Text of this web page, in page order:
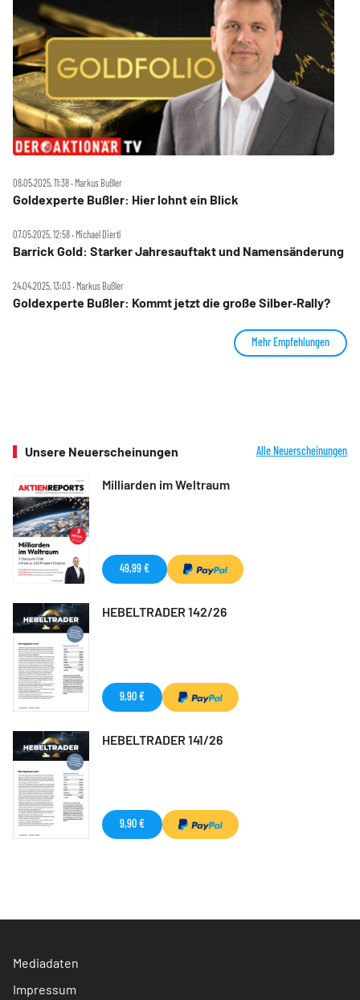
08.05.2025, 11:38 ‧ Markus Bußler
Goldexperte Bußler: Hier lohnt ein Blick
07.05.2025, 12:58 ‧ Michael Diertl
Barrick Gold: Starker Jahresauftakt und Namensänderung
24.04.2025, 13:03 ‧ Markus Bußler
Goldexperte Bußler: Kommt jetzt die große Silber‑Rally?
Mehr Empfehlungen
Unsere Neuerscheinungen Alle Neuerscheinungen
Milliarden im Weltraum
49,99 €
HEBELTRADER 142/26
9,90 €
HEBELTRADER 141/26
9,90 €
Mediadaten
Impressum